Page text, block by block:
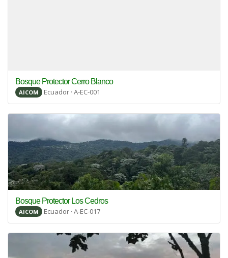
Bosque Protector Cerro Blanco
AICOM Ecuador · A-EC-001
Bosque Protector Los Cedros
AICOM Ecuador · A-EC-017